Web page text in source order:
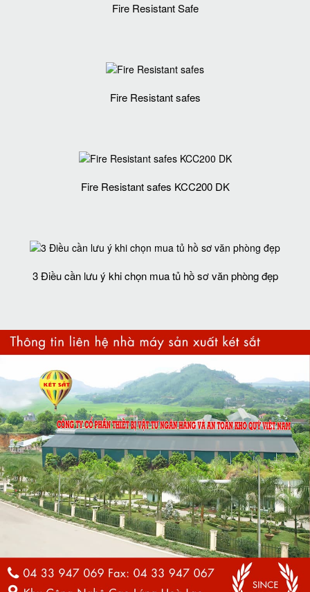
Fire Resistant Safe
Fire Resistant safes
Fire Resistant safes KCC200 DK
3 Điều cần lưu ý khi chọn mua tủ hồ sơ văn phòng đẹp